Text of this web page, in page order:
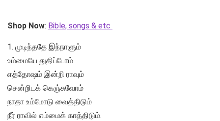
Shop Now: Bible, songs & etc
1. முடிந்ததே இந்நாளும்
உம்மையே துதிப்போம்
எத்தோஷம் இன்றி ராவும்
சென்றிடக் கெஞ்சுவோம்
நாதா உம்மோடு வைத்திடும்
நீர் ராவில் எம்மைக் காத்திடும்.